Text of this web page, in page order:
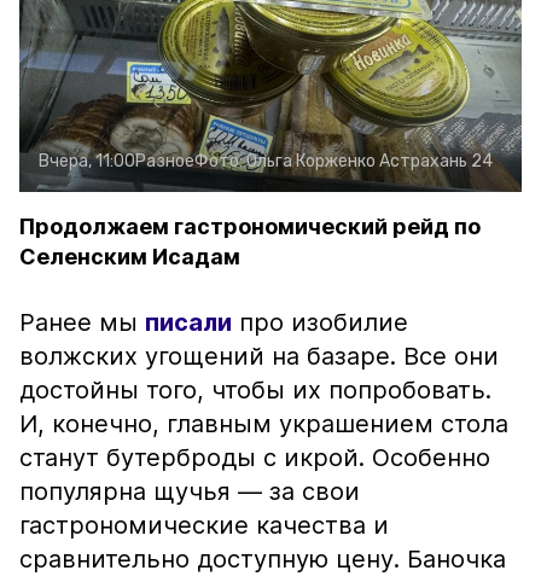
Вчера, 11:00РазноеФото:Ольга Корженко Астрахань 24
Продолжаем гастрономический рейд по
Селенским Исадам
Ранее мы писали про изобилие
волжских угощений на базаре. Все они
достойны того, чтобы их попробовать.
И, конечно, главным украшением стола
станут бутерброды с икрой. Особенно
популярна щучья — за свои
гастрономические качества и
сравнительно доступную цену. Баночка